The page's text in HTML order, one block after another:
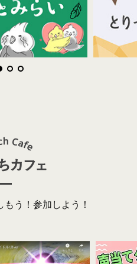
う！参加しよう！